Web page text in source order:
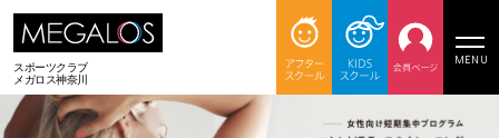
スポーツクラブ
メガロス神奈川
MENU